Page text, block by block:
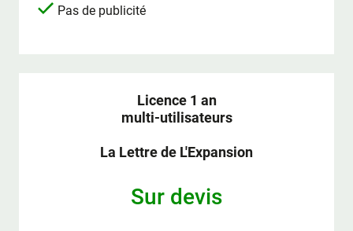
Pas de publicité
Licence 1 an
multi-utilisateurs
La Lettre de L'Expansion
Sur devis